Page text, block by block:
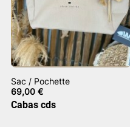
Sac / Pochette
69,00 €
Cabas cds